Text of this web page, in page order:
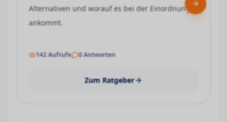
Alternativen und worauf es bei der Einordnung
ankommt.
142Aufrufe 0Antworten
Zum Ratgeber
Next